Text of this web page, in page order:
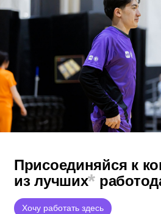
Присоединяйся к
из лучших*
Хочу работать здесь